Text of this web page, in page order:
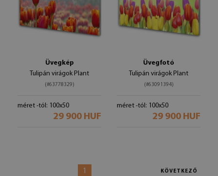
Üvegkép
Tulipán virágok Plant
(#63778329)
méret -tól: 100x50
29 900 HUF
Üvegfotó
Tulipán virágok Plant
(#63091394)
méret -tól: 100x50
29 900 HUF
1 KÖVETKEZŐ